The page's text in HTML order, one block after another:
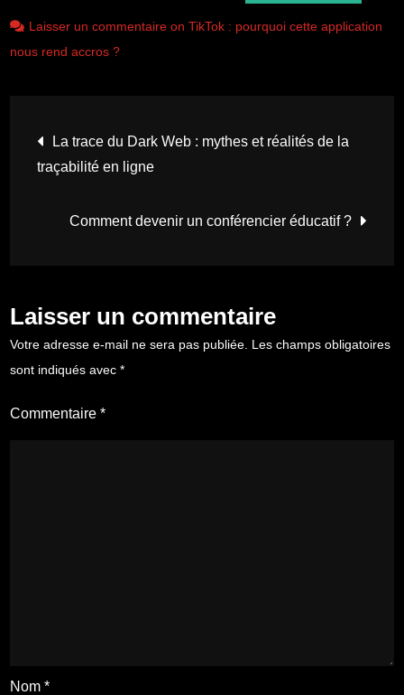
Laisser un commentaire on TikTok : pourquoi cette application
nous rend accros ?
Navigation
de
l’article
La trace du Dark Web : mythes et réalités de la
traçabilité en ligne
Comment devenir un conférencier éducatif ?
Laisser un commentaire
Votre adresse e-mail ne sera pas publiée. Les champs obligatoires
sont indiqués avec*
Commentaire*
Nom*